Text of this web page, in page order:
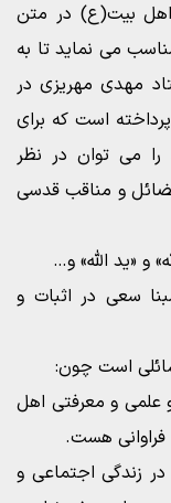
اهل بیت(ع) در متن
می نماید تا به
مهدی مهریزی در
است که برای
می توان در نظر
و مناقب قدسی
سعی در اثبات و
است چون:
علمی و معرفتی اهل
هست.
زندگی اجتماعی و